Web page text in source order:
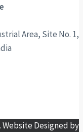
Area, Site No. 1,
Designed by